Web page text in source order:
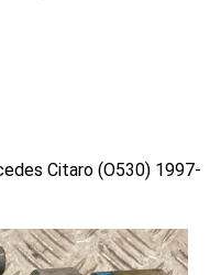
Citaro (O530) 1997-